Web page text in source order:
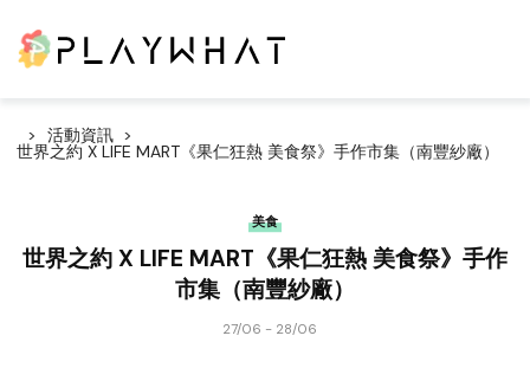
活動資訊
世界之約 X LIFE MART《果仁狂熱 美食祭》手作市集（南豐紗廠）
美食
世界之約 X LIFE MART《果仁狂熱 美食祭》手作
市集（南豐紗廠）
27/06 - 28/06